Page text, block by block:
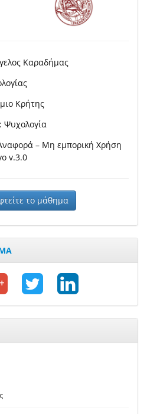
Καραδήμας
Κρήτης
: Ψυχολογία
– Μη εμπορική Χρήση
v.3.0
το μάθημα